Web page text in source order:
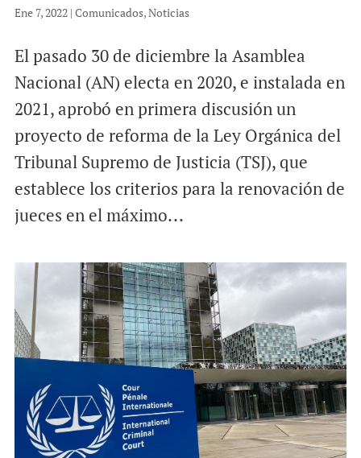
Ene 7, 2022| Comunicados,Noticias
El pasado 30 de diciembre la Asamblea
Nacional (AN) electa en 2020, e instalada en
2021, aprobó en primera discusión un
proyecto de reforma de la Ley Orgánica del
Tribunal Supremo de Justicia (TSJ), que
establece los criterios para la renovación de
jueces en el máximo...